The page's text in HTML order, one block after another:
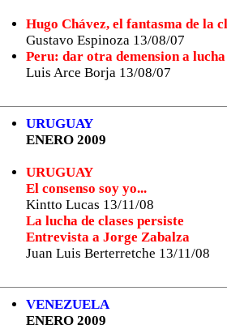
Hugo Chávez, el fantasma de la
Gustavo Espinoza 13/08/07
Peru: dar otra demension a
Luis Arce Borja 13/08/07
URUGUAY
ENERO 2009
URUGUAY
El consenso soy yo...
Kintto Lucas 13/11/08
La lucha de clases persiste
Entrevista a Jorge Zabalza
Juan Luis Berterretche 13/11/08
VENEZUELA
ENERO 2009